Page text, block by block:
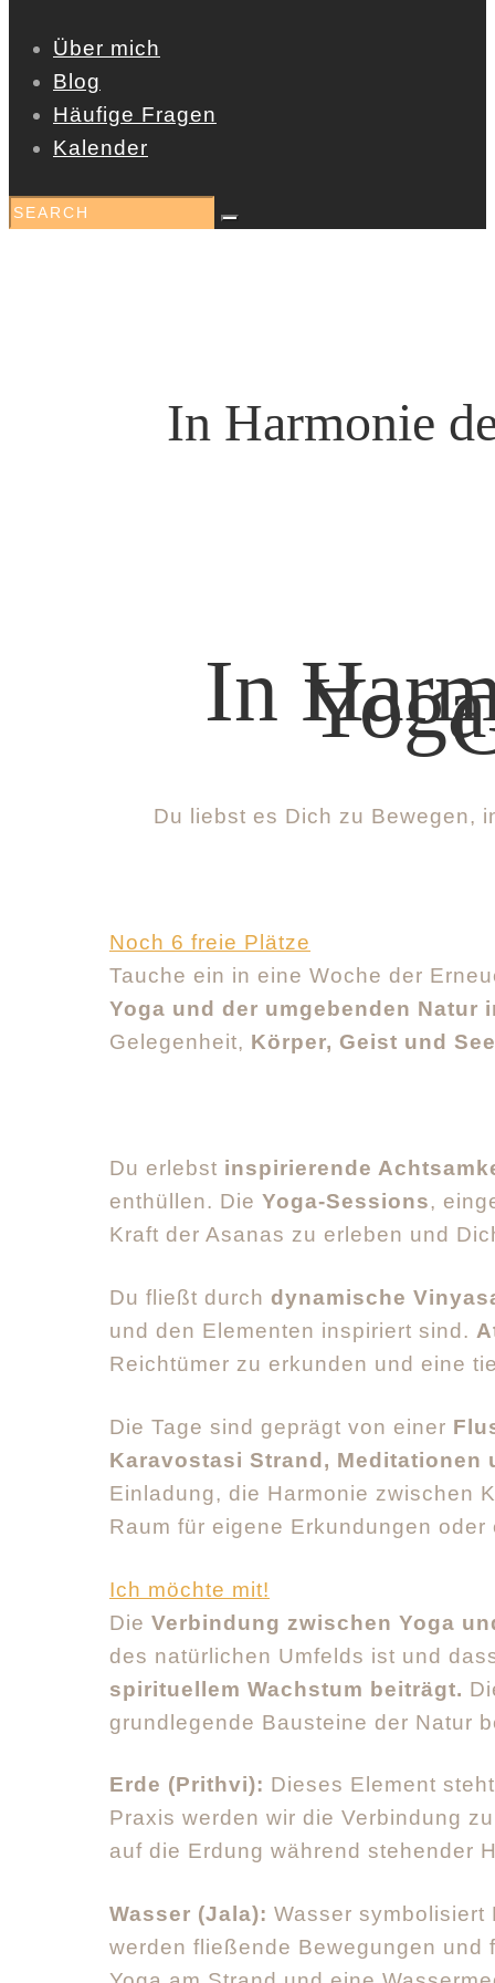
Über mich
Blog
Häufige Fragen
Kalender
In Harmonie
In
Du liebst es Dich zu Bewegen,
Noch 6 freie Plätze
Tauche ein in eine Woche der
Yoga und der umgebenden Natur
Gelegenheit, Körper, Geist und
Du erlebst inspirierende
enthüllen. Die Yoga-Sessions,
Kraft der Asanas zu erleben und
Du fließt durch dynamische
und den Elementen inspiriert sind.
Reichtümer zu erkunden und eine
Die Tage sind geprägt von einer
Karavostasi Strand, Meditationen
Einladung, die Harmonie zwischen
Raum für eigene Erkundungen
Ich möchte mit!
Die Verbindung zwischen Yoga
des natürlichen Umfelds ist und
spirituellem Wachstum beiträgt.
grundlegende Bausteine der Natur
Erde (Prithvi): Dieses Element
Praxis werden wir die Verbindung
auf die Erdung während stehender
Wasser (Jala): Wasser symbolisiert
werden fließende Bewegungen und